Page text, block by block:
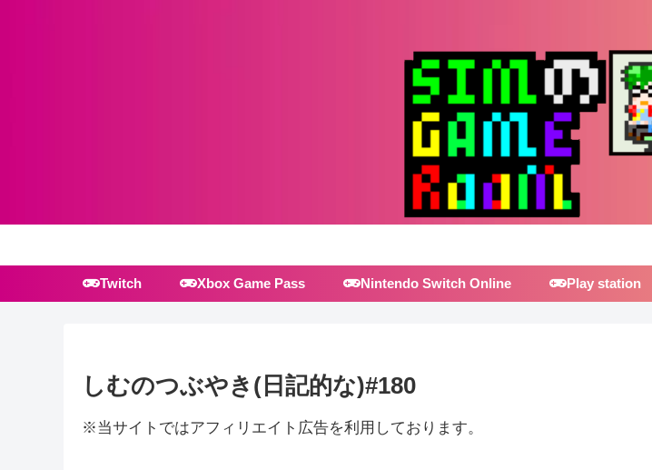
Twitch Xbox Game Pass Nintendo Switch Online Play station
しむのつぶやき(日記的な)#180
※当サイトではアフィリエイト広告を利用しております。